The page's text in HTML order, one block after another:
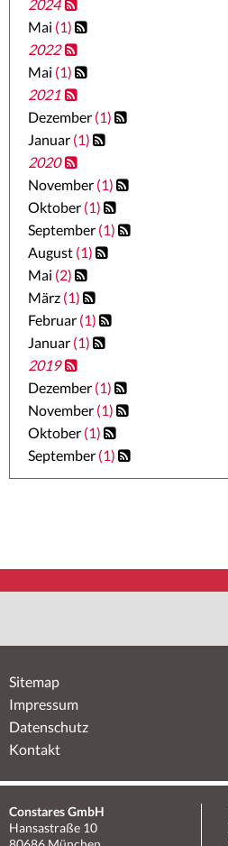
2024
Mai (1)
2022
Mai (1)
2021
Dezember (1)
Januar (1)
2020
November (1)
Oktober (1)
September (1)
August (1)
Mai (2)
März (1)
Februar (1)
Januar (1)
2019
Dezember (1)
November (1)
Oktober (1)
September (1)
Sitemap
Impressum
Datenschutz
Kontakt
Constares GmbH
Hansastraße 10